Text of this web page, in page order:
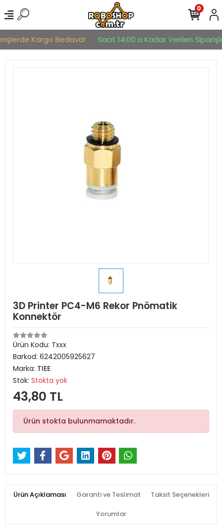
Kargo Bedava! Saat 14:00 a Kadar Verilen
0
3D Printer PC4-M6 Rekor Pnömatik
Konnektör
Ürün Kodu: Txxx
Barkod: 6242005925627
Marka: TIEE
Stok: Stokta yok
43,80 TL
Ürün stokta bulunmamaktadır.
Ürün Açıklaması Garanti ve Teslimat Taksit Seçenekleri
Yorumlar